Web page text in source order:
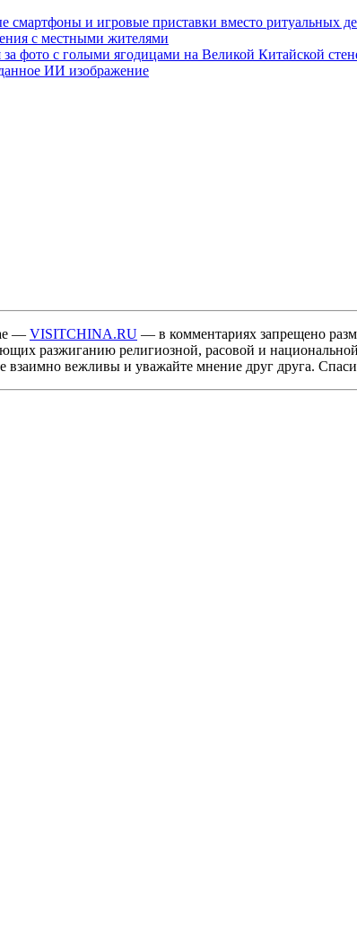
смартфоны и игровые приставки вместо ритуальных
с местными жителями
фото с голыми ягодицами на Великой Китайской
ИИ изображение
— VISITCHINA.RU — в комментариях запрещено
разжиганию религиозной, расовой и
взаимно вежливы и уважайте мнение друг друга.